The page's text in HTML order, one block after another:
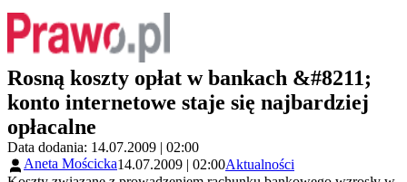
Rosną koszty opłat w bankach &#8211;
konto internetowe staje się najbardziej
opłacalne
Data dodania: 14.07.2009 | 02:00
Aneta Mościcka14.07.2009 | 02:00Aktualności